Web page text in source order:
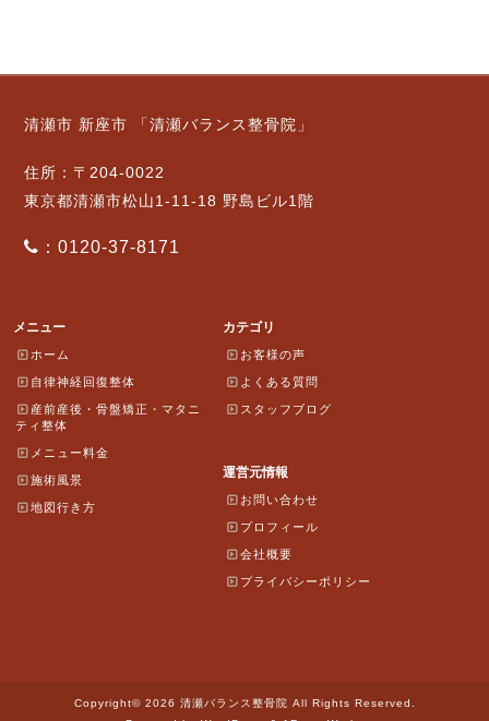
清瀬市 新座市 「清瀬バランス整骨院」
住所：〒204-0022
東京都清瀬市松山1-11-18 野島ビル1階
：0120-37-8171
メニュー
ホーム
自律神経回復整体
産前産後・骨盤矯正・マタニ
ティ整体
メニュー料金
施術風景
地図行き方
カテゴリ
お客様の声
よくある質問
スタッフブログ
運営元情報
お問い合わせ
プロフィール
会社概要
プライバシーポリシー
Copyright© 2026 清瀬バランス整骨院 All Rights Reserved.